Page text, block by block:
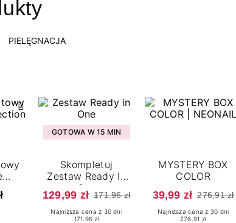
PIELĘGNACJA
GOTOWA W 15 MIN
Skompletuj
Zestaw Ready In
One
129,99 zł 171,96 zł
Najniższa cena z 30 dni
171.96 zł
MYSTERY BOX
COLOR
39,99 zł 276,91 zł
Najniższa cena z 30 dni
276.91 zł